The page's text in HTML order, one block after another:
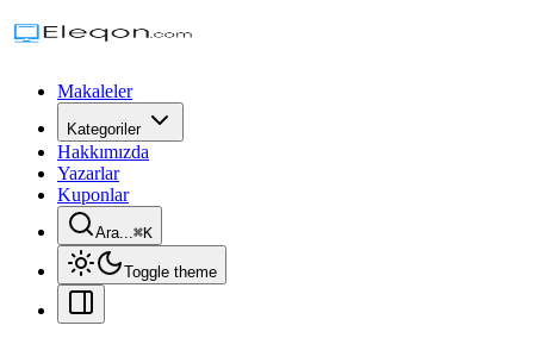
Makaleler
Kategoriler
Hakkımızda
Yazarlar
Kuponlar
Ara...⌘K
Toggle theme